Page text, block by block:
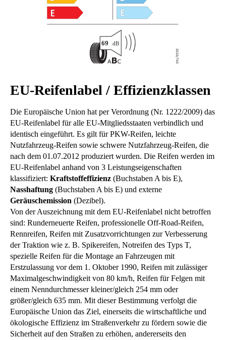
EU-Reifenlabel / Effizienzklassen
Die Europäische Union hat per Verordnung (Nr. 1222/2009) das
EU-Reifenlabel für alle EU-Mitgliedsstaaten verbindlich und
identisch eingeführt. Es gilt für PKW-Reifen, leichte
Nutzfahrzeug-Reifen sowie schwere Nutzfahrzeug-Reifen, die
nach dem 01.07.2012 produziert wurden. Die Reifen werden im
EU-Reifenlabel anhand von 3 Leistungseigenschaften
klassifiziert: Kraftstoffeffizienz (Buchstaben A bis E),
Nasshaftung (Buchstaben A bis E) und externe
Geräuschemission (Dezibel).
Von der Auszeichnung mit dem EU-Reifenlabel nicht betroffen
sind: Runderneuerte Reifen, professionelle Off-Road-Reifen,
Rennreifen, Reifen mit Zusatzvorrichtungen zur Verbesserung
der Traktion wie z. B. Spikereifen, Notreifen des Typs T,
spezielle Reifen für die Montage an Fahrzeugen mit
Erstzulassung vor dem 1. Oktober 1990, Reifen mit zulässiger
Maximalgeschwindigkeit von 80 km/h, Reifen für Felgen mit
einem Nenndurchmesser kleiner/gleich 254 mm oder
größer/gleich 635 mm. Mit dieser Bestimmung verfolgt die
Europäische Union das Ziel, einerseits die wirtschaftliche und
ökologische Effizienz im Straßenverkehr zu fördern sowie die
Sicherheit auf den Straßen zu erhöhen, andererseits den